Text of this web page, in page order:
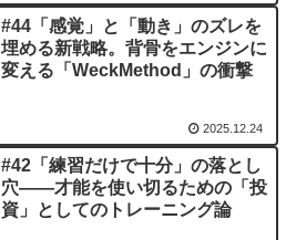
#44「感覚」と「動き」のズレを
埋める新戦略。背骨をエンジンに
変える「WeckMethod」の衝撃
2025.12.24
#42「練習だけで十分」の落とし
穴——才能を使い切るための「投
資」としてのトレーニング論